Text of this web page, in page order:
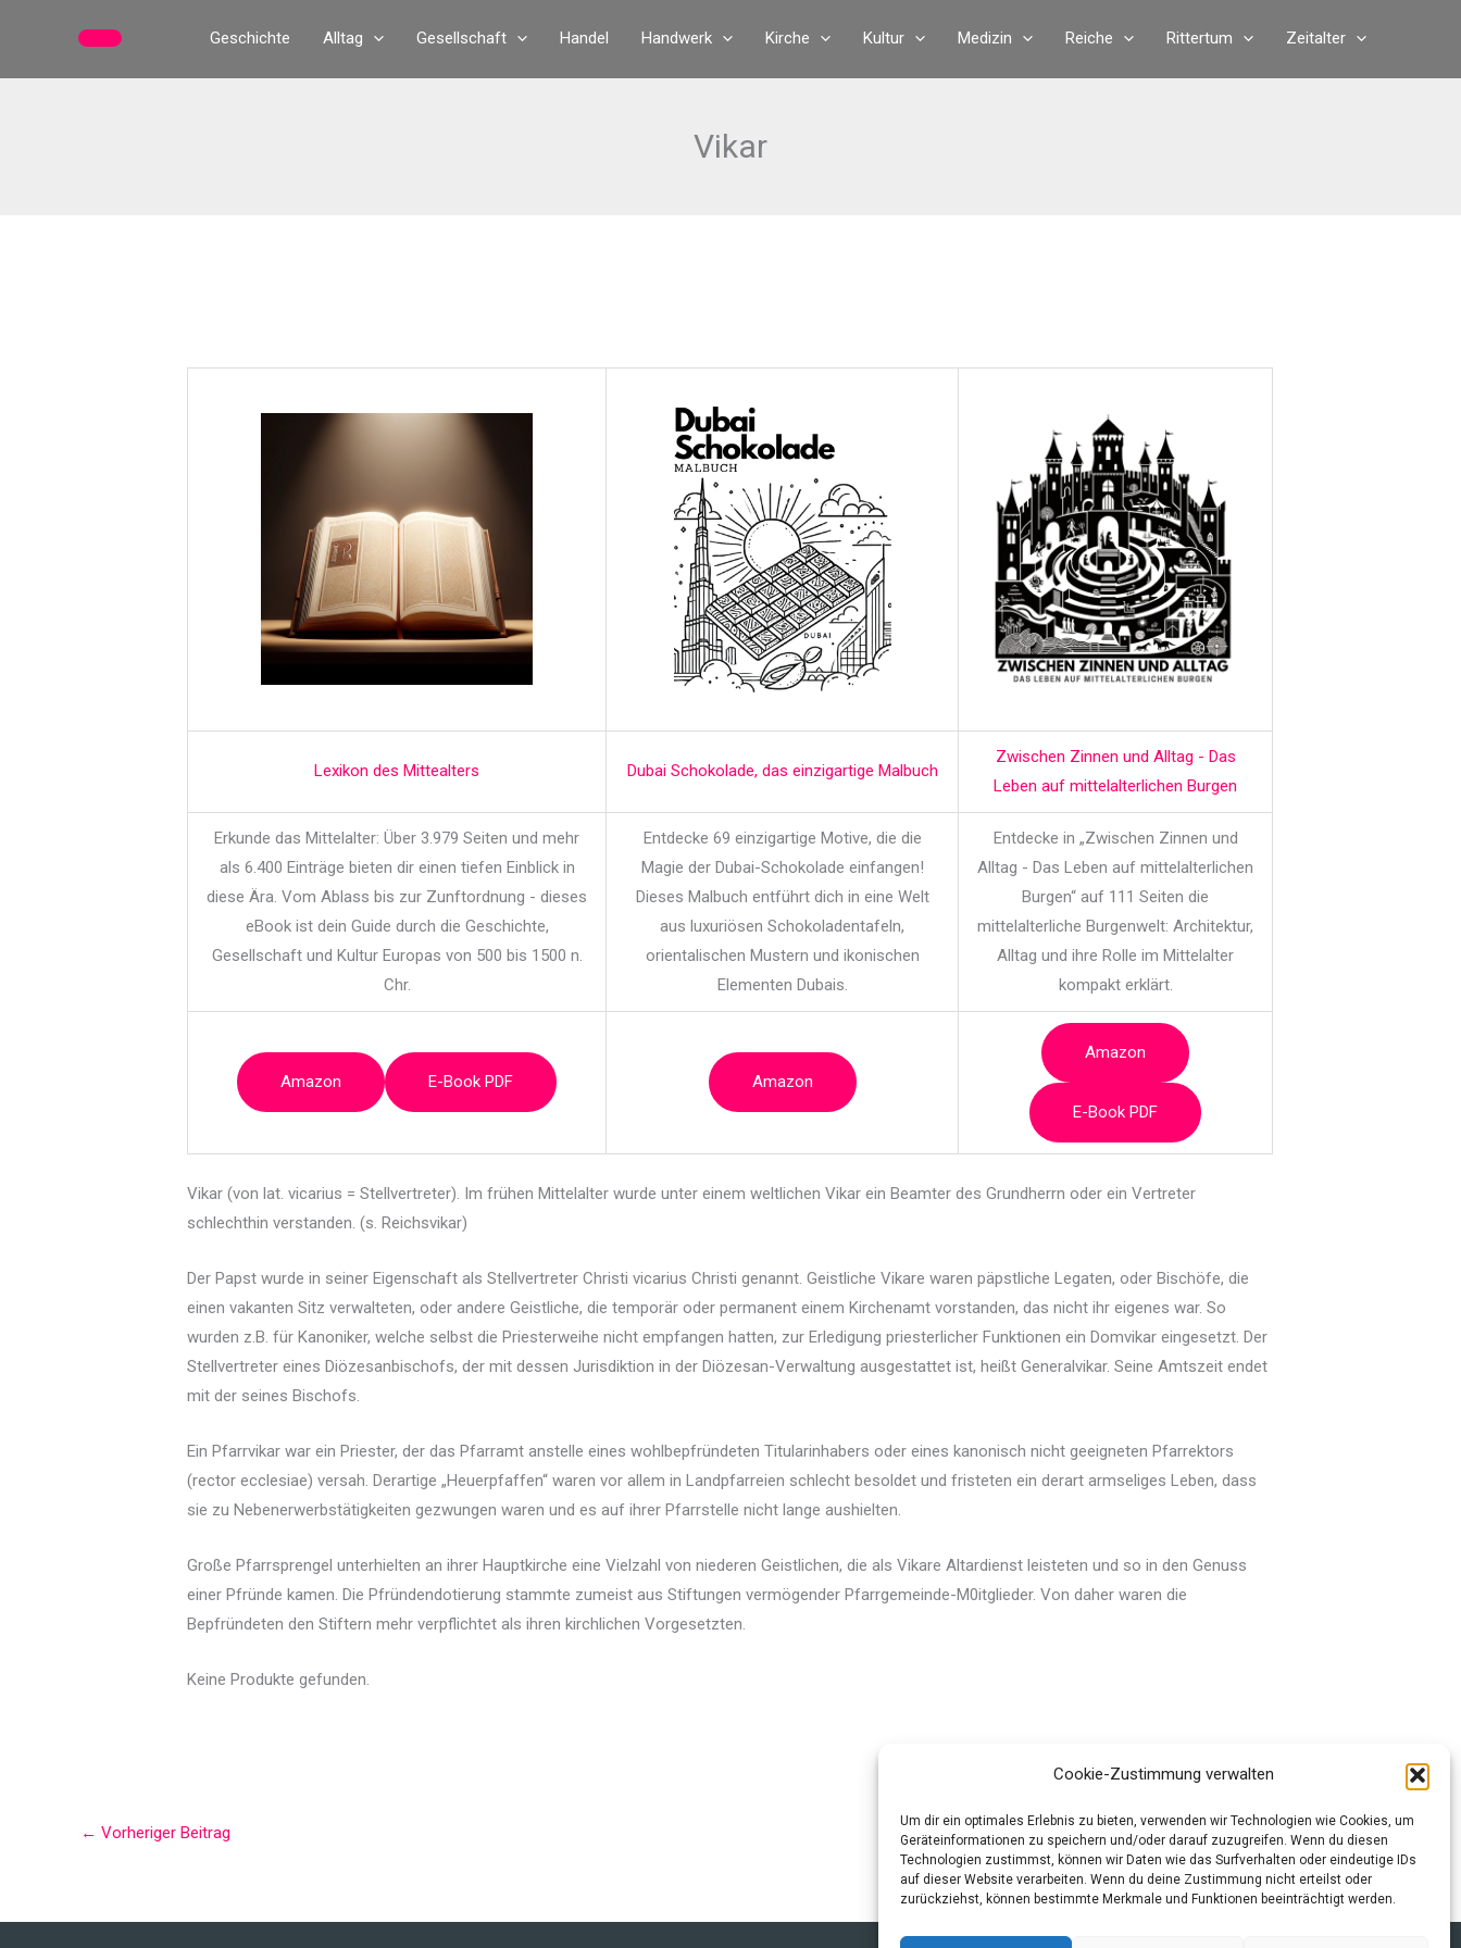
Cookie-Zustimmung verwalten
Um dir ein optimales Erlebnis zu bieten, verwenden wir Technologien wie Cookies, um
Geräteinformationen zu speichern und/oder darauf zuzugreifen. Wenn du diesen
Technologien zustimmst, können wir Daten wie das Surfverhalten oder eindeutige IDs
auf dieser Website verarbeiten. Wenn du deine Zustimmung nicht erteilst oder
zurückziehst, können bestimmte Merkmale und Funktionen beeinträchtigt werden.
Geschichte Alltag Gesellschaft Handel Handwerk Kirche Kultur Medizin Reiche Rittertum Zeitalter
Vikar
Lexikon des Mittealters Dubai Schokolade, das einzigartige Malbuch
Zwischen Zinnen und Alltag - Das
Leben auf mittelalterlichen Burgen
Erkunde das Mittelalter: Über 3.979 Seiten und mehr
als 6.400 Einträge bieten dir einen tiefen Einblick in
diese Ära. Vom Ablass bis zur Zunftordnung - dieses
eBook ist dein Guide durch die Geschichte,
Gesellschaft und Kultur Europas von 500 bis 1500 n.
Chr.
Entdecke 69 einzigartige Motive, die die
Magie der Dubai-Schokolade einfangen!
Dieses Malbuch entführt dich in eine Welt
aus luxuriösen Schokoladentafeln,
orientalischen Mustern und ikonischen
Elementen Dubais.
Entdecke in „Zwischen Zinnen und
Alltag - Das Leben auf mittelalterlichen
Burgen“ auf 111 Seiten die
mittelalterliche Burgenwelt: Architektur,
Alltag und ihre Rolle im Mittelalter
kompakt erklärt.
Amazon E-Book PDF Amazon
Amazon
E-Book PDF
Vikar (von lat. vicarius = Stellvertreter). Im frühen Mittelalter wurde unter einem weltlichen Vikarein Beamter des Grundherrn oder ein Vertreter
schlechthin verstanden. (s. Reichsvikar)
Der Papst wurde in seiner Eigenschaft als Stellvertreter Christi vicarius Christi genannt. Geistliche Vikare waren päpstliche Legaten, oder Bischöfe, die
einen vakanten Sitz verwalteten, oder andere Geistliche, die temporär oder permanent einem Kirchenamt vorstanden, das nicht ihr eigenes war. So
wurden z.B. für Kanoniker, welche selbst die Priesterweihe nicht empfangen hatten, zur Erledigung priesterlicher Funktionen ein Domvikar eingesetzt. Der
Stellvertreter eines Diözesanbischofs, der mit dessen Jurisdiktion in der Diözesan-Verwaltung ausgestattet ist, heißt Generalvikar. Seine Amtszeit endet
mit der seines Bischofs.
Ein Pfarrvikar war ein Priester, der das Pfarramt anstelle eines wohlbepfründeten Titularinhabers oder eines kanonisch nicht geeigneten Pfarrektors
(rector ecclesiae) versah. Derartige „Heuerpfaffen“ waren vor allem in Landpfarreien schlecht besoldet und fristeten ein derart armseliges Leben, dass
sie zu Nebenerwerbstätigkeiten gezwungen waren und es auf ihrer Pfarrstelle nicht lange aushielten.
Große Pfarrsprengel unterhielten an ihrer Hauptkirche eine Vielzahl von niederen Geistlichen, die als Vikare Altardienst leisteten und so in den Genuss
einer Pfründe kamen. Die Pfründendotierung stammte zumeist aus Stiftungen vermögender Pfarrgemeinde-M0itglieder. Von daher waren die
Bepfründeten den Stiftern mehr verpflichtet als ihren kirchlichen Vorgesetzten.
Keine Produkte gefunden.
← Vorheriger Beitrag Nächster Beitrag→